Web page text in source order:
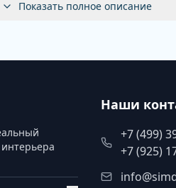
сочность красок и
Показать полное описание
Наши
+7 (499)
+7 (925)